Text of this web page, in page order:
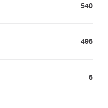
540
495
6